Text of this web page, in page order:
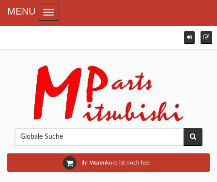
Ihr Warenkorb ist noch leer.
MENU Toggle navigation